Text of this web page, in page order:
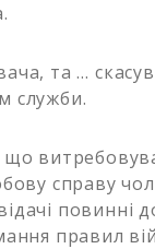
та …
служби.
що
справу
повинні
правил